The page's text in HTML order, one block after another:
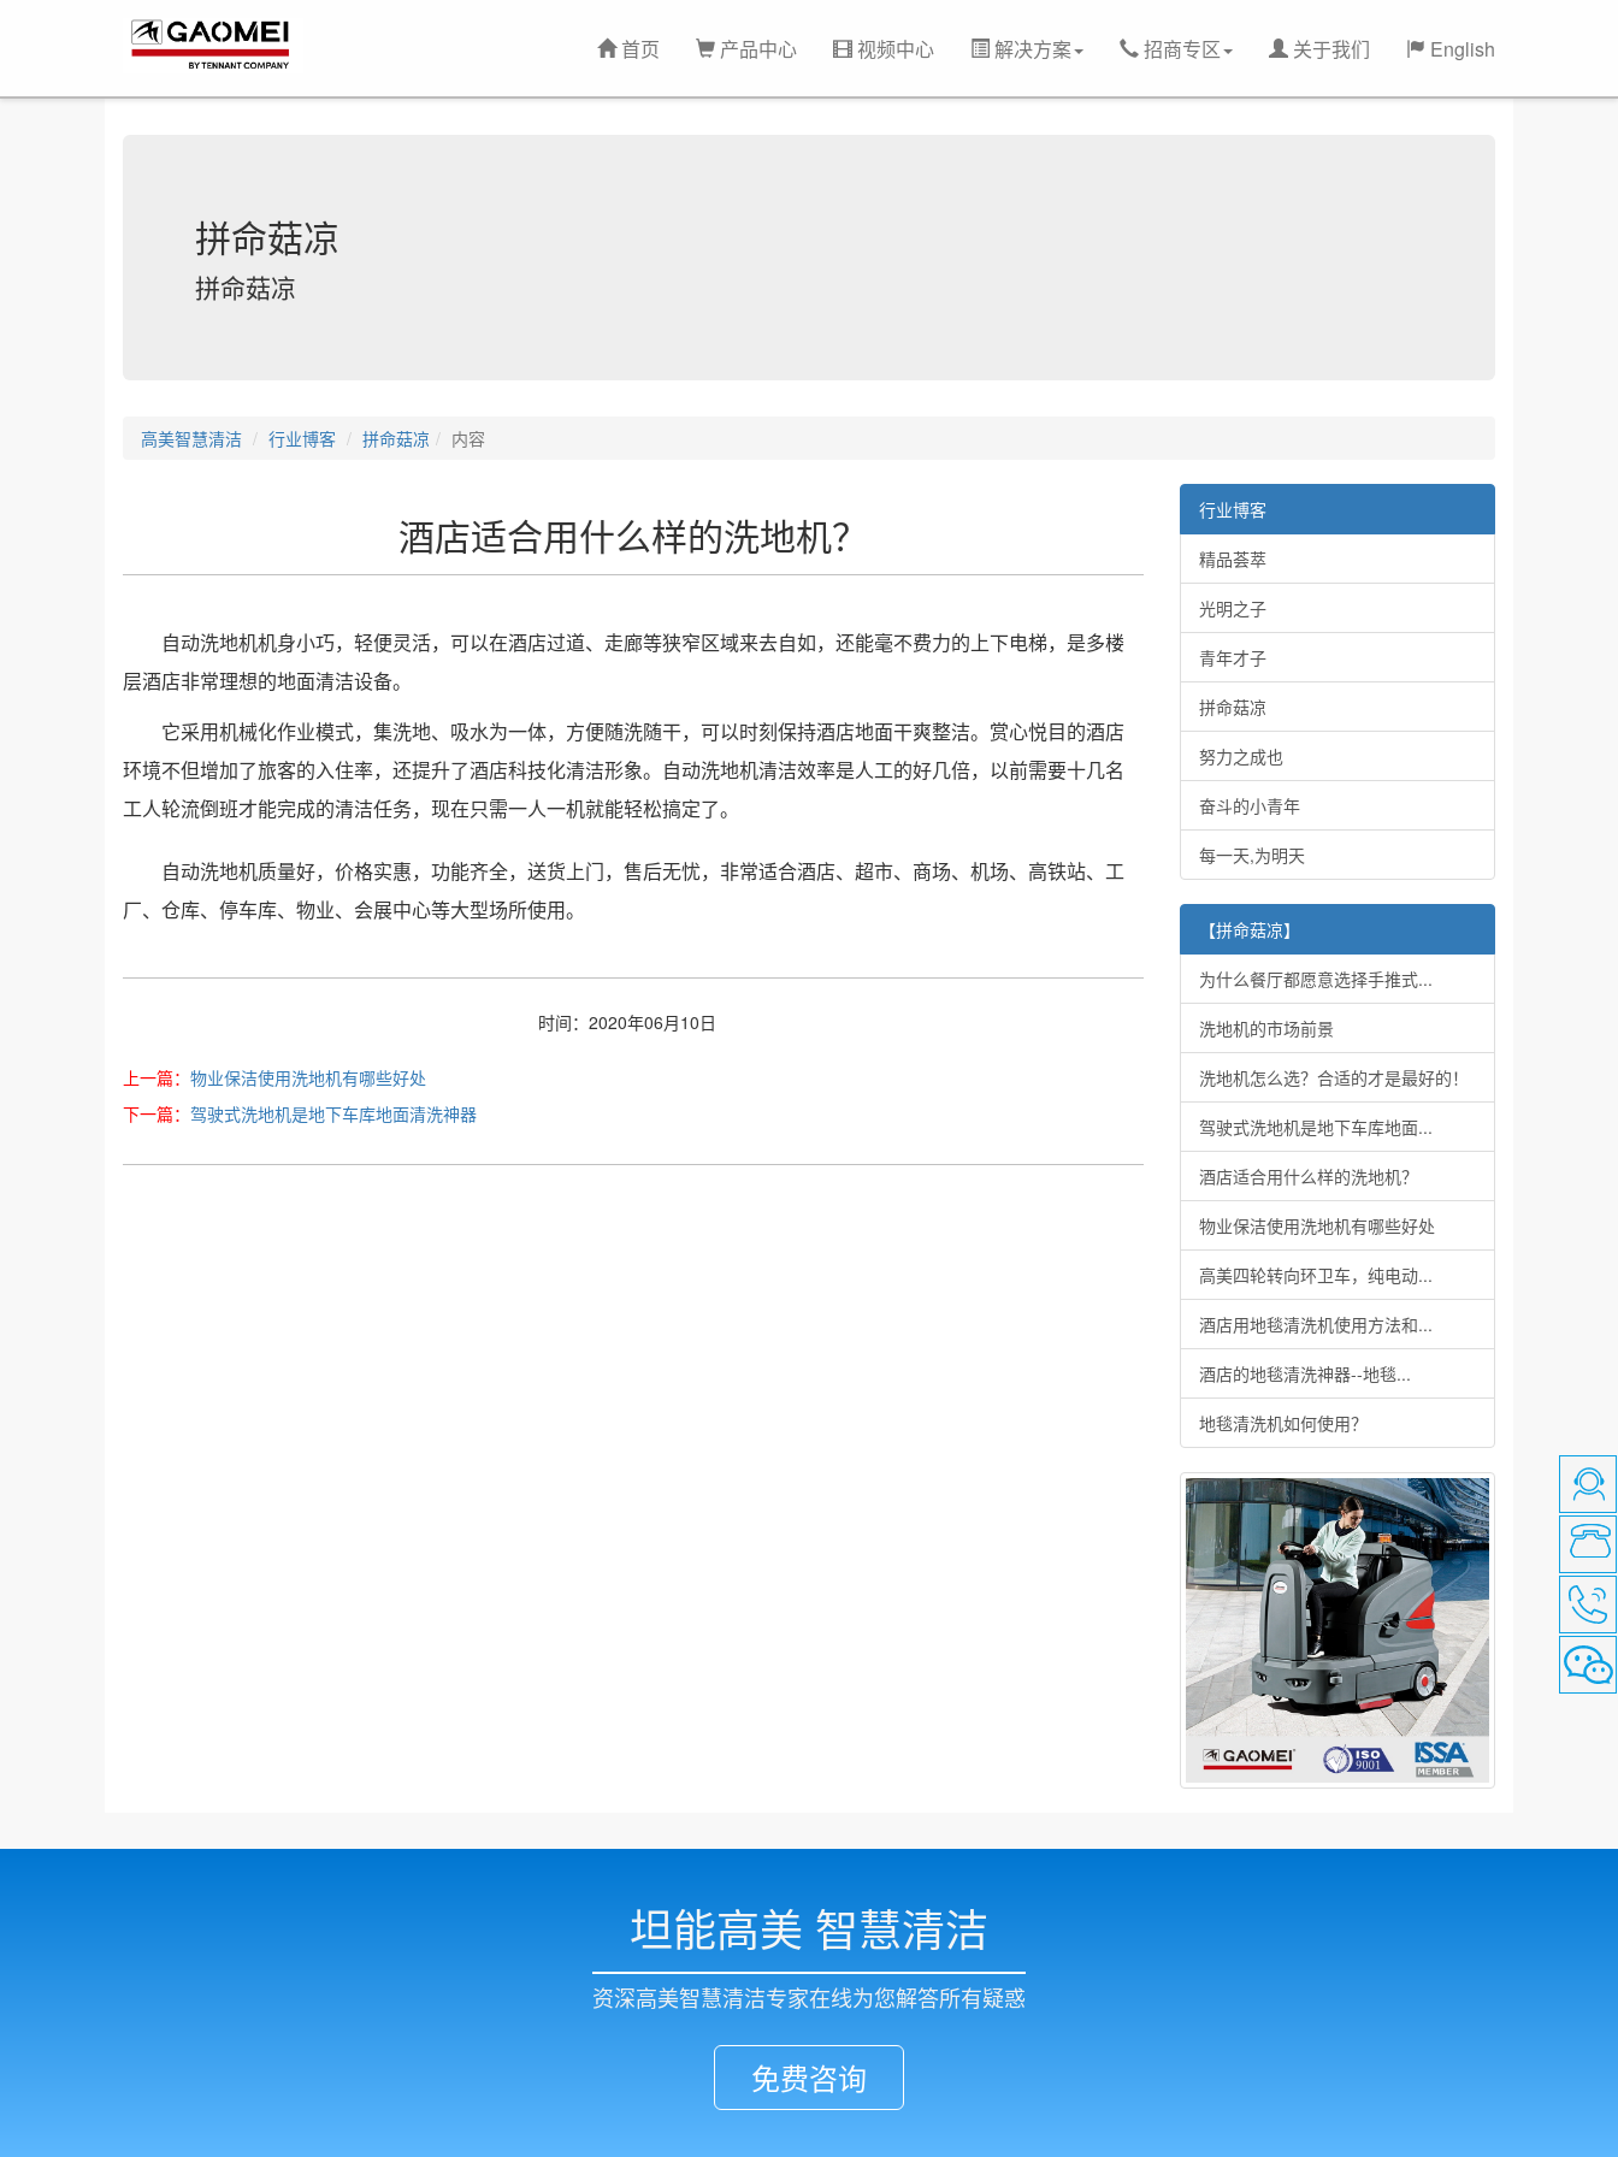
首页 产品中心 视频中心 解决方案 招商专区 关于我们 English
拼命菇凉
拼命菇凉
高美智慧清洁 行业博客 拼命菇凉 内容
酒店适合用什么样的洗地机？
自动洗地机机身小巧，轻便灵活，可以在酒店过道、走廊等狭窄区域来去自如，还能毫不费力的上下电梯，是多楼
层酒店非常理想的地面清洁设备。
它采用机械化作业模式，集洗地、吸水为一体，方便随洗随干，可以时刻保持酒店地面干爽整洁。赏心悦目的酒店
环境不但增加了旅客的入住率，还提升了酒店科技化清洁形象。自动洗地机清洁效率是人工的好几倍，以前需要十几名
工人轮流倒班才能完成的清洁任务，现在只需一人一机就能轻松搞定了。
自动洗地机质量好，价格实惠，功能齐全，送货上门，售后无忧，非常适合酒店、超市、商场、机场、高铁站、工
厂、仓库、停车库、物业、会展中心等大型场所使用。
时间：2020年06月10日
上一篇： 物业保洁使用洗地机有哪些好处
下一篇： 驾驶式洗地机是地下车库地面清洗神器
行业博客
精品荟萃
光明之子
青年才子
拼命菇凉
努力之成也
奋斗的小青年
每一天,为明天
【拼命菇凉】
为什么餐厅都愿意选择手推式...
洗地机的市场前景
洗地机怎么选？合适的才是最好的！
驾驶式洗地机是地下车库地面...
酒店适合用什么样的洗地机？
物业保洁使用洗地机有哪些好处
高美四轮转向环卫车，纯电动...
酒店用地毯清洗机使用方法和...
酒店的地毯清洗神器--地毯...
地毯清洗机如何使用？
坦能高美 智慧清洁
资深高美智慧清洁专家在线为您解答所有疑惑
免费咨询